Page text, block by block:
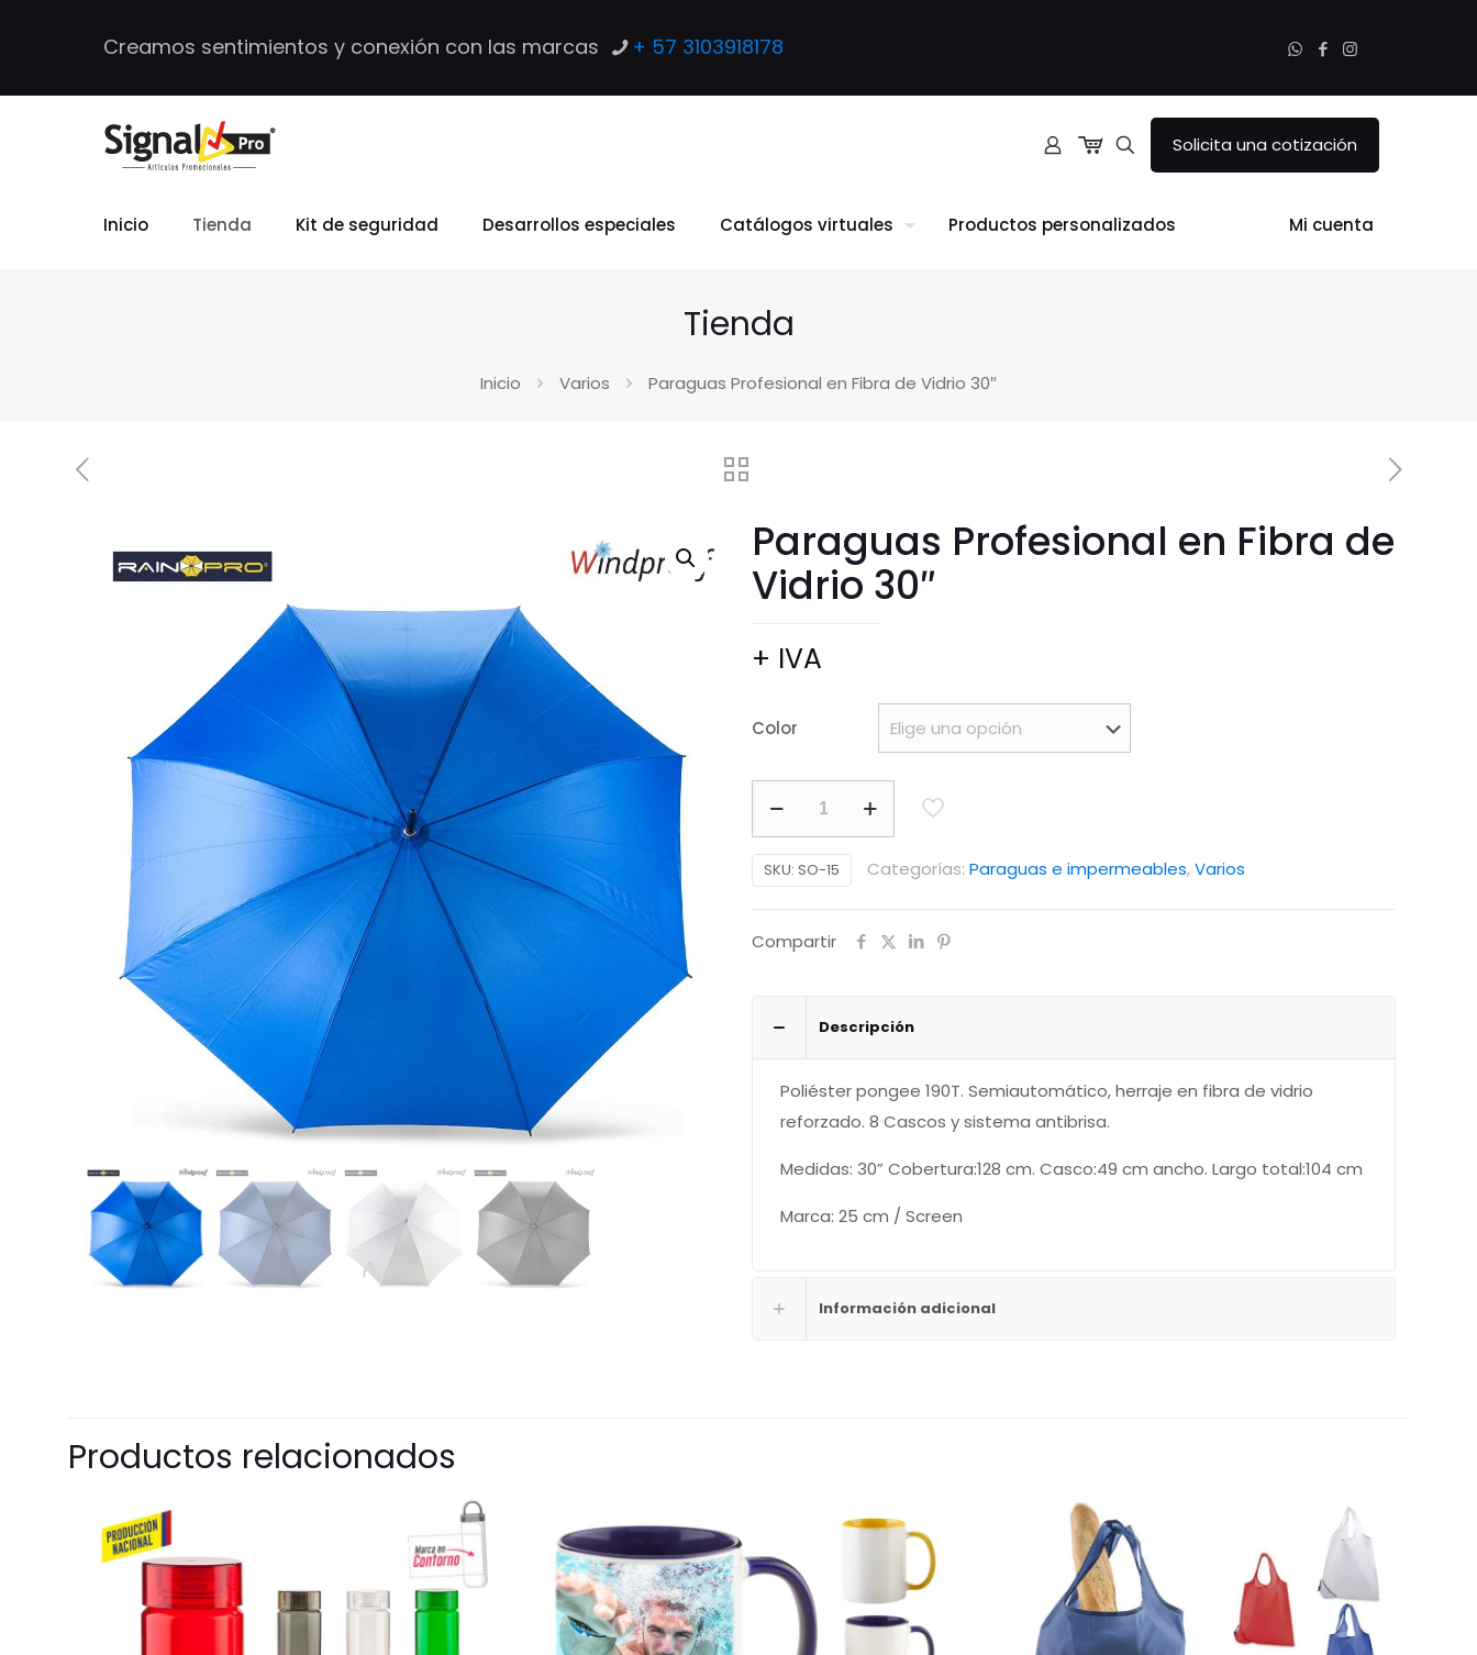
Creamos sentimientos y conexión con las marcas + 57 3103918178
Solicita una cotización
Inicio Tienda Kit de seguridad Desarrollos especiales Catálogos virtuales Productos personalizados Mi cuenta
Tienda
Inicio Varios Paraguas Profesional en Fibra de Vidrio 30″
Paraguas Profesional en Fibra de
Vidrio 30″
+ IVA
Color
en
Fibra
Vidrio
SKU: SO-15 Categorías: Paraguas e impermeables,Varios
Compartir
Descripción
Poliéster pongee 190T. Semiautomático, herraje en fibra de vidrio
reforzado. 8 Cascos y sistema antibrisa.
Medidas: 30” Cobertura:128 cm. Casco:49 cm ancho. Largo total:104 cm
Marca: 25 cm / Screen
Información adicional
Productos relacionados